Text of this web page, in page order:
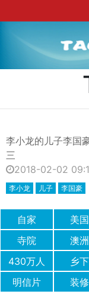
李小龙的儿子李国
三
2018-02-02
李小龙 儿子 李国豪
自家 美国
寺院
澳洲
430万人
乡下
明信片
装修